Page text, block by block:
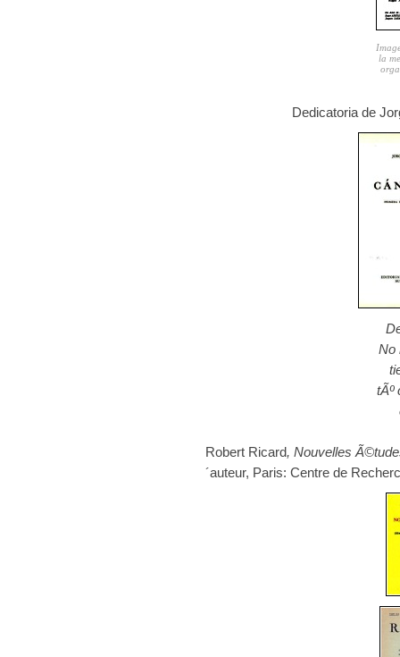
la
Dedicatoria de
No
tÃº
Robert Ricard, Nouvelles
´auteur, Paris: Centre de